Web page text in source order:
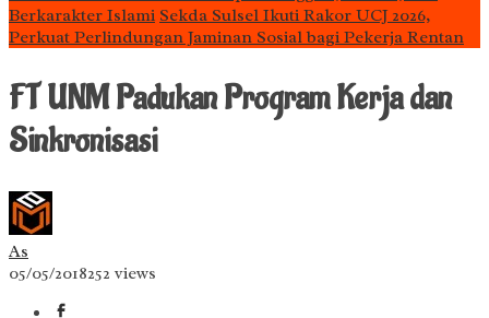
Berkarakter Islami Sekda Sulsel Ikuti Rakor UCJ 2026,
Perkuat Perlindungan Jaminan Sosial bagi Pekerja Rentan
FT UNM Padukan Program Kerja dan
Sinkronisasi
As
05/05/2018252 views